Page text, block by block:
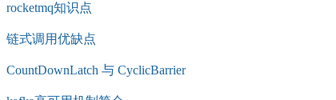
rocketmq知识点
链式调用优缺点
CountDownLatch 与 CyclicBarrier